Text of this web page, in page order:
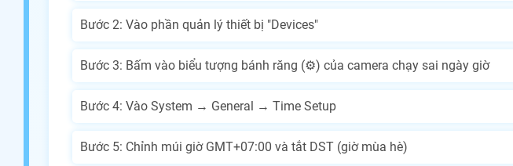
Bước 2: Vào phần quản lý thiết bị "Devices"
Bước 3: Bấm vào biểu tượng bánh răng (⚙) của camera chạy sai ngày giờ
Bước 4: Vào System → General → Time Setup
Bước 5: Chỉnh múi giờ GMT+07:00 và tắt DST (giờ mùa hè)